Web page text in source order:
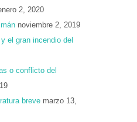
2, 2020
noviembre 2, 2019
el gran incendio del
o conflicto del
breve marzo 13,